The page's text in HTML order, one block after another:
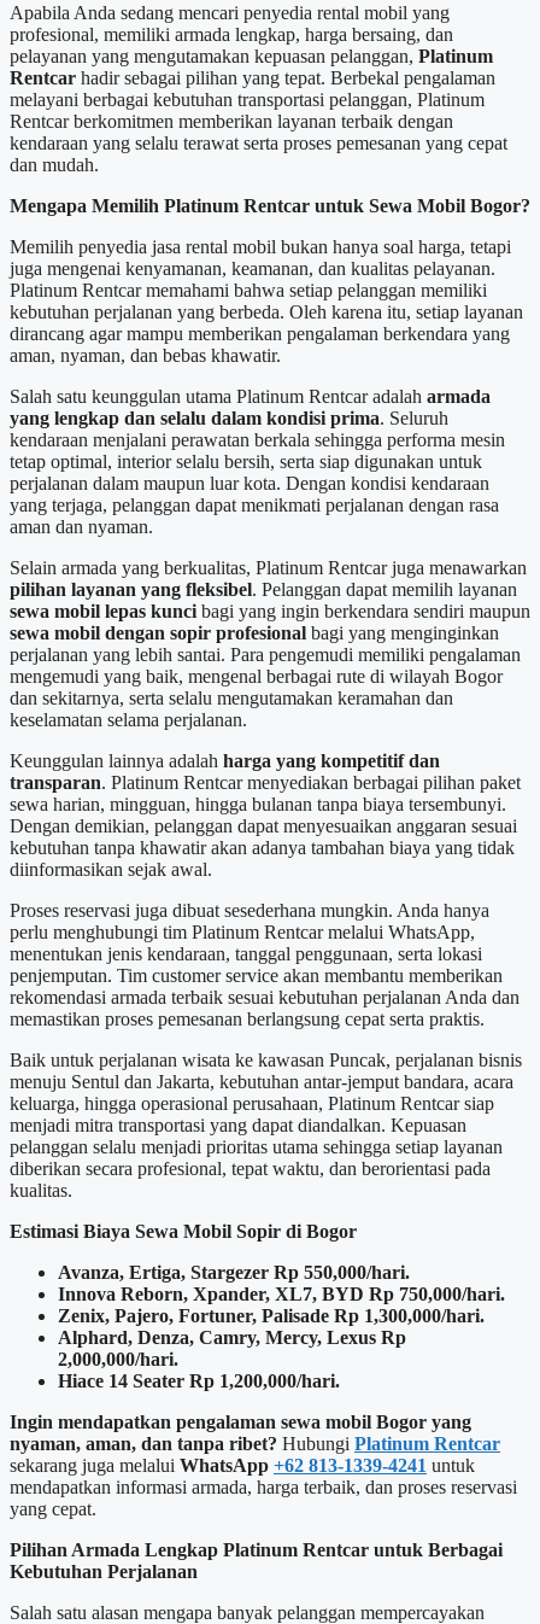
Apabila Anda sedang mencari penyedia rental mobil yang
profesional, memiliki armada lengkap, harga bersaing, dan
pelayanan yang mengutamakan kepuasan pelanggan, Platinum
Rentcar hadir sebagai pilihan yang tepat. Berbekal pengalaman
melayani berbagai kebutuhan transportasi pelanggan, Platinum
Rentcar berkomitmen memberikan layanan terbaik dengan
kendaraan yang selalu terawat serta proses pemesanan yang cepat
dan mudah.
Mengapa Memilih Platinum Rentcar untuk Sewa Mobil Bogor?
Memilih penyedia jasa rental mobil bukan hanya soal harga, tetapi
juga mengenai kenyamanan, keamanan, dan kualitas pelayanan.
Platinum Rentcar memahami bahwa setiap pelanggan memiliki
kebutuhan perjalanan yang berbeda. Oleh karena itu, setiap layanan
dirancang agar mampu memberikan pengalaman berkendara yang
aman, nyaman, dan bebas khawatir.
Salah satu keunggulan utama Platinum Rentcar adalah armada
yang lengkap dan selalu dalam kondisi prima. Seluruh
kendaraan menjalani perawatan berkala sehingga performa mesin
tetap optimal, interior selalu bersih, serta siap digunakan untuk
perjalanan dalam maupun luar kota. Dengan kondisi kendaraan
yang terjaga, pelanggan dapat menikmati perjalanan dengan rasa
aman dan nyaman.
Selain armada yang berkualitas, Platinum Rentcar juga menawarkan
pilihan layanan yang fleksibel. Pelanggan dapat memilih layanan
sewa mobil lepas kunci bagi yang ingin berkendara sendiri maupun
sewa mobil dengan sopir profesional bagi yang menginginkan
perjalanan yang lebih santai. Para pengemudi memiliki pengalaman
mengemudi yang baik, mengenal berbagai rute di wilayah Bogor
dan sekitarnya, serta selalu mengutamakan keramahan dan
keselamatan selama perjalanan.
Keunggulan lainnya adalah harga yang kompetitif dan
transparan. Platinum Rentcar menyediakan berbagai pilihan paket
sewa harian, mingguan, hingga bulanan tanpa biaya tersembunyi.
Dengan demikian, pelanggan dapat menyesuaikan anggaran sesuai
kebutuhan tanpa khawatir akan adanya tambahan biaya yang tidak
diinformasikan sejak awal.
Proses reservasi juga dibuat sesederhana mungkin. Anda hanya
perlu menghubungi tim Platinum Rentcar melalui WhatsApp,
menentukan jenis kendaraan, tanggal penggunaan, serta lokasi
penjemputan. Tim customer service akan membantu memberikan
rekomendasi armada terbaik sesuai kebutuhan perjalanan Anda dan
memastikan proses pemesanan berlangsung cepat serta praktis.
Baik untuk perjalanan wisata ke kawasan Puncak, perjalanan bisnis
menuju Sentul dan Jakarta, kebutuhan antar-jemput bandara, acara
keluarga, hingga operasional perusahaan, Platinum Rentcar siap
menjadi mitra transportasi yang dapat diandalkan. Kepuasan
pelanggan selalu menjadi prioritas utama sehingga setiap layanan
diberikan secara profesional, tepat waktu, dan berorientasi pada
kualitas.
Estimasi Biaya Sewa Mobil Sopir di Bogor
Avanza, Ertiga, Stargezer Rp 550,000/hari.
Innova Reborn, Xpander, XL7, BYD Rp 750,000/hari.
Zenix, Pajero, Fortuner, Palisade Rp 1,300,000/hari.
Alphard, Denza, Camry, Mercy, Lexus Rp
2,000,000/hari.
Hiace 14 Seater Rp 1,200,000/hari.
Ingin mendapatkan pengalaman sewa mobil Bogor yang
nyaman, aman, dan tanpa ribet? Hubungi Platinum Rentcar
sekarang juga melalui WhatsApp +62 813-1339-4241 untuk
mendapatkan informasi armada, harga terbaik, dan proses reservasi
yang cepat.
Pilihan Armada Lengkap Platinum Rentcar untuk Berbagai
Kebutuhan Perjalanan
Salah satu alasan mengapa banyak pelanggan mempercayakan